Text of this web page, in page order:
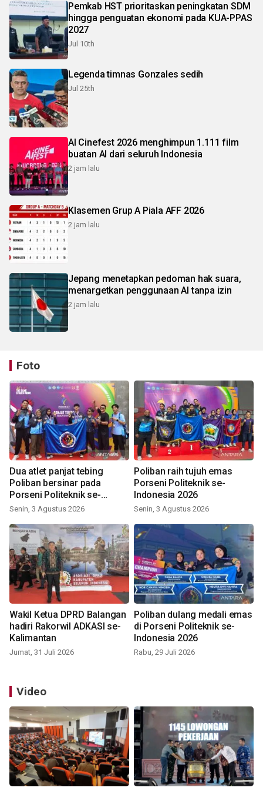
Pemkab HST prioritaskan peningkatan SDM
hingga penguatan ekonomi pada KUA-PPAS
2027
Jul 10th
Legenda timnas Gonzales sedih
Jul 25th
AI Cinefest 2026 menghimpun 1.111 film
buatan AI dari seluruh Indonesia
2 jam lalu
Klasemen Grup A Piala AFF 2026
2 jam lalu
Jepang menetapkan pedoman hak suara,
menargetkan penggunaan AI tanpa izin
2 jam lalu
Foto
Dua atlet panjat tebing
Poliban bersinar pada
Porseni Politeknik se-
Indonesia 2026
Senin, 3 Agustus 2026
Poliban raih tujuh emas
Porseni Politeknik se-
Indonesia 2026
Senin, 3 Agustus 2026
Wakil Ketua DPRD Balangan
hadiri Rakorwil ADKASI se-
Kalimantan
Jumat, 31 Juli 2026
Poliban dulang medali emas
di Porseni Politeknik se-
Indonesia 2026
Rabu, 29 Juli 2026
Video